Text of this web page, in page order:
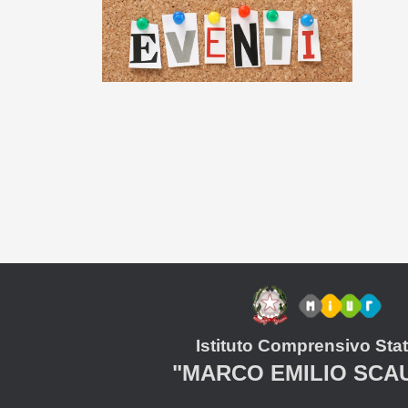
Istituto Comprensivo
"MARCO EMILIO